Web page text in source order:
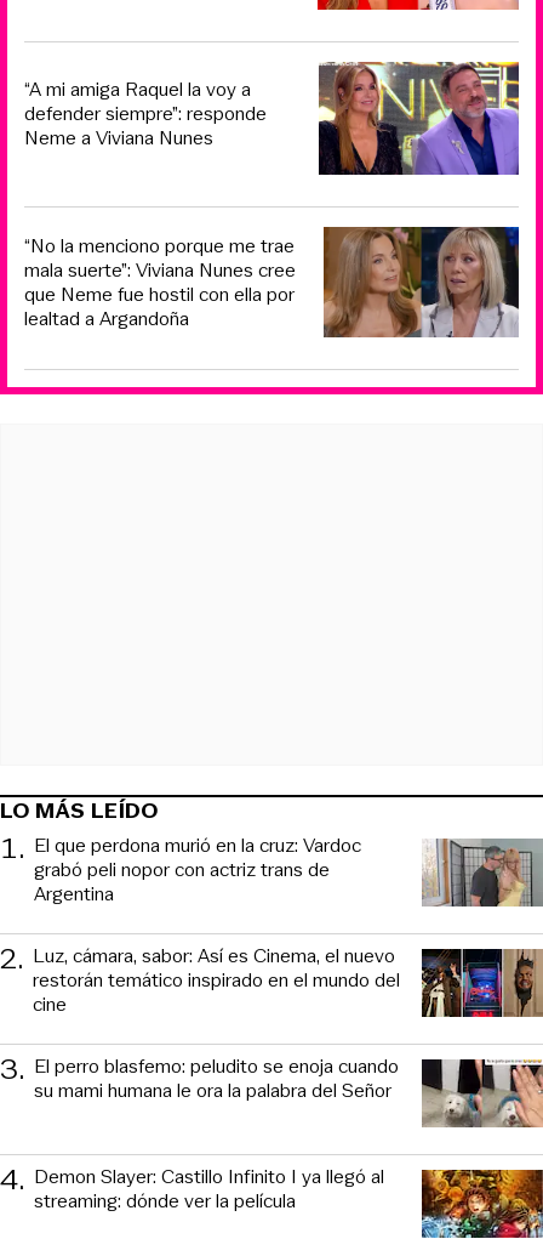
“A mi amiga Raquel la voy a
defender siempre”: responde
Neme a Viviana Nunes
“No la menciono porque me trae
mala suerte”: Viviana Nunes cree
que Neme fue hostil con ella por
lealtad a Argandoña
LO MÁS LEÍDO
1. El que perdona murió en la cruz: Vardoc
grabó peli nopor con actriz trans de
Argentina
2. Luz, cámara, sabor: Así es Cinema, el nuevo
restorán temático inspirado en el mundo del
cine
3. El perro blasfemo: peludito se enoja cuando
su mami humana le ora la palabra del Señor
4. Demon Slayer: Castillo Infinito I ya llegó al
streaming: dónde ver la película